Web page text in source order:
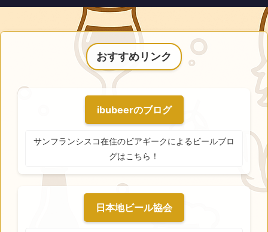
おすすめリンク
ibubeerのブログ
サンフランシスコ在住のビアギークによるビールブロ
グはこちら！
日本地ビール協会